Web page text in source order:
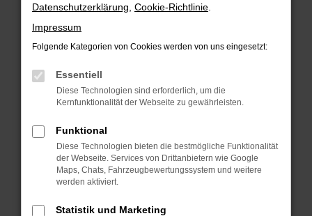
Überprüfe deine Firewall und
deine Internetverbindung.
Beispiel deine Suchmaschine?
Prüfe deine
Browsererweiterungen.
Manche Erweiterungen, wie
Werbeblocker, können das Laden
bestimmter Seiten verhindern.
Datenschutzerklärung Cookie-Richtlinie
Impressum
Folgende Kategorien von Cookies werden von uns eingesetzt:
Essentiell
Diese Technologien sind erforderlich, um die
Kernfunktionalität der Webseite zu gewährleisten.
Funktional
Diese Technologien bieten die bestmögliche Funktionalität
der Webseite. Services von Drittanbietern wie Google
Maps, Chats, Fahrzeugbewertungssystem und weitere
werden aktiviert.
Statistik und Marketing